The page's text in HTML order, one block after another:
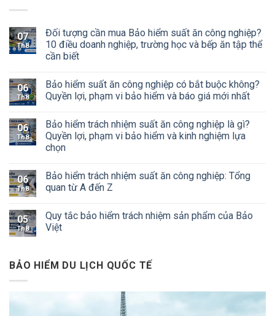
07
Th8
Đối tượng cần mua Bảo hiểm suất ăn công nghiệp?
10 điều doanh nghiệp, trường học và bếp ăn tập thể
cần biết
06
Th8
Bảo hiểm suất ăn công nghiệp có bắt buộc không?
Quyền lợi, phạm vi bảo hiểm và báo giá mới nhất
06
Th8
Bảo hiểm trách nhiệm suất ăn công nghiệp là gì?
Quyền lợi, phạm vi bảo hiểm và kinh nghiệm lựa
chọn
06
Th8
Bảo hiểm trách nhiệm suất ăn công nghiệp: Tổng
quan từ A đến Z
05
Th8
Quy tắc bảo hiểm trách nhiệm sản phẩm của Bảo
Việt
BẢO HIỂM DU LỊCH QUỐC TẾ